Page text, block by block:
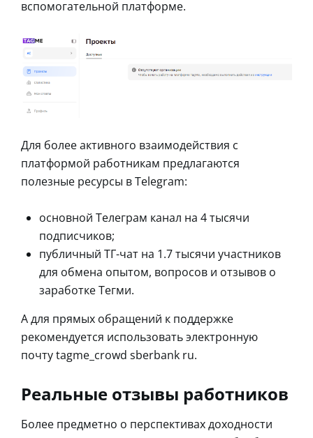
вспомогательной платформе.
Для более активного взаимодействия с
платформой работникам предлагаются
полезные ресурсы в Telegram:
основной Телеграм канал на 4 тысячи
подписчиков;
публичный ТГ-чат на 1.7 тысячи участников
для обмена опытом, вопросов и отзывов о
заработке Тегми.
А для прямых обращений к поддержке
рекомендуется использовать электронную
почту tagme_crowd sberbank ru.
Реальные отзывы работников
Более предметно о перспективах доходности